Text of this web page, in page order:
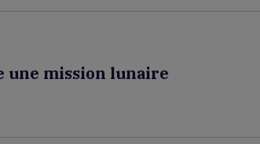
une mission lunaire